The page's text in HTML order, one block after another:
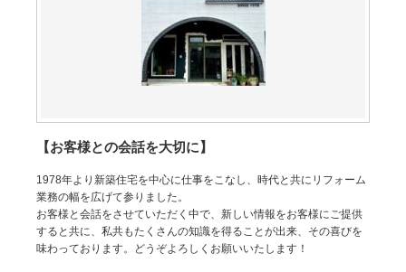
【お客様との会話を大切に】
1978年より新築住宅を中心に仕事をこなし、時代と共にリフォーム
業務の幅を広げて参りました。
お客様と会話をさせていただく中で、新しい情報をお客様にご提供
すると共に、私共もたくさんの知識を得ることが出来、その喜びを
味わっております。どうぞよろしくお願いいたします！